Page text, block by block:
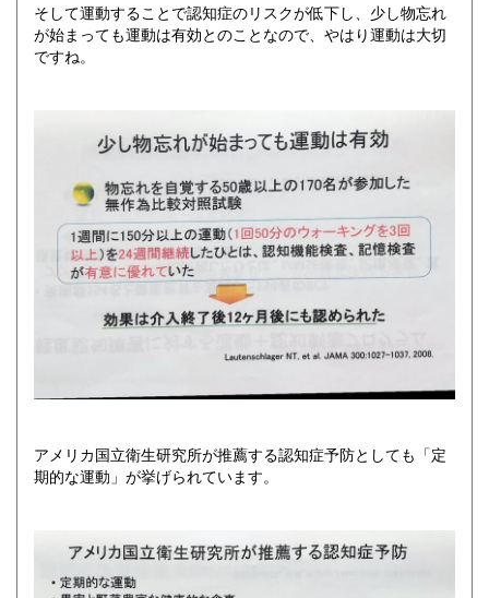
そして運動することで認知症のリスクが低下し、少し物忘れ
が始まっても運動は有効とのことなので、やはり運動は大切
ですね。
アメリカ国立衛生研究所が推薦する認知症予防としても「定
期的な運動」が挙げられています。